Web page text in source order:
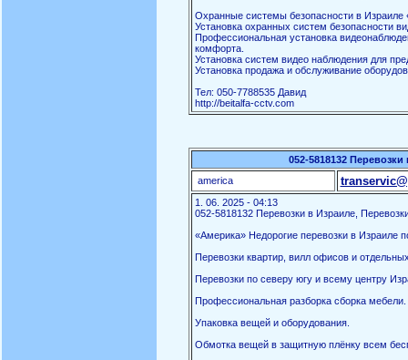
Охранные системы безопасности в Израиле
Установка охранных систем безопасности
Профессиональная установка
комфорта.
Установка систем видео наблюдения для
Установка продажа и обслуживание
Тел: 050-7788535 Давид
http://beitalfa-cctv.com
052-5818132
america
1. 06. 2025 - 04:13
052-5818132 Перевозки в Израиле,
«Америка» Недорогие перевозки в Израиле
Перевозки квартир, вилл офисов и
Перевозки по северу югу и всему центру
Профессиональная разборка сборка мебели.
Упаковка вещей и оборудования.
Обмотка вещей в защитную плёнку всем